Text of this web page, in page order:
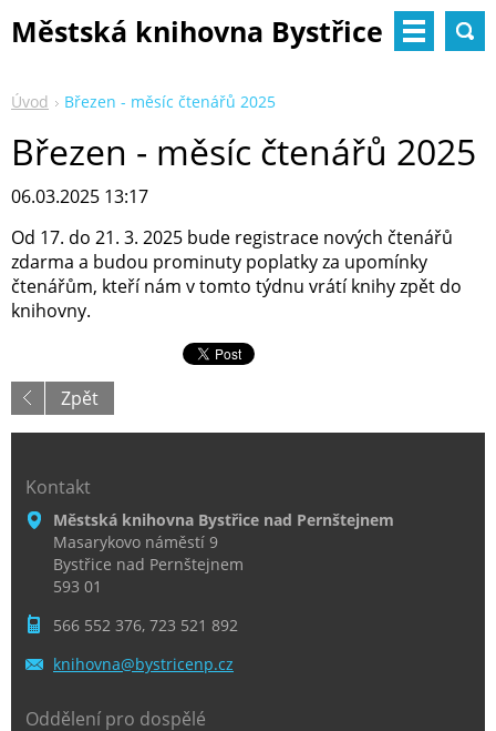
Městská knihovna Bystřice
Úvod Březen - měsíc čtenářů 2025
Březen - měsíc čtenářů 2025
06.03.2025 13:17
Od 17. do 21. 3. 2025 bude registrace nových čtenářů
zdarma a budou prominuty poplatky za upomínky
čtenářům, kteří nám v tomto týdnu vrátí knihy zpět do
knihovny.
Zpět
Kontakt
Městská knihovna Bystřice nad Pernštejnem
Masarykovo náměstí 9
Bystřice nad Pernštejnem
593 01
566 552 376, 723 521 892
knihovna@bystricenp.cz
Oddělení pro dospělé